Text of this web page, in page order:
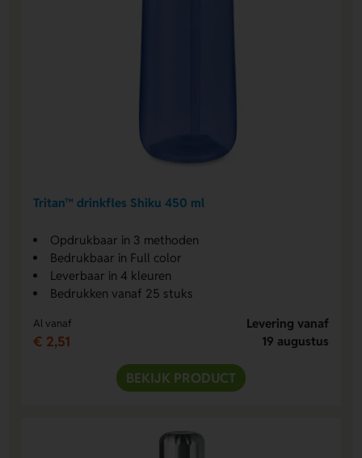
Tritan™ drinkfles Shiku 450 ml
Opdrukbaar in 3 methoden
Bedrukbaar in Full color
Leverbaar in 4 kleuren
Bedrukken vanaf 25 stuks
Al vanaf
€ 2,51
Levering vanaf
19 augustus
BEKIJK PRODUCT